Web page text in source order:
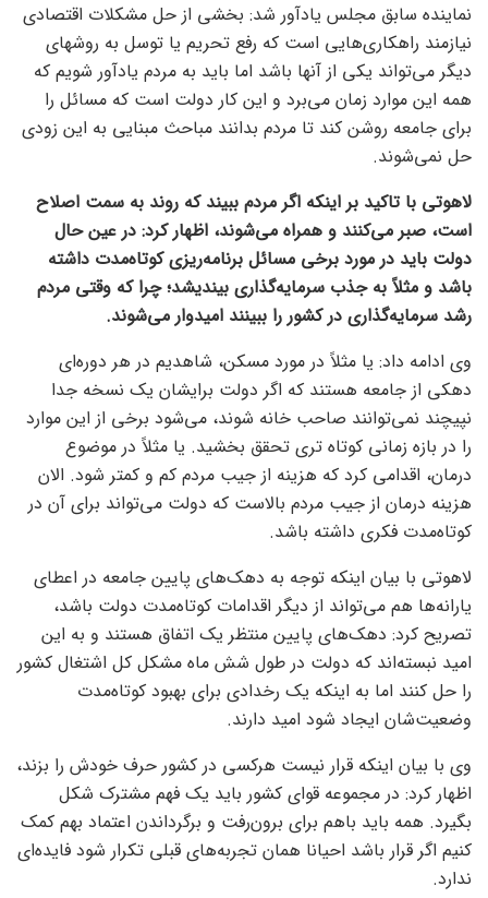
نماینده سابق مجلس یادآور شد: بخشی از حل مشکلات اقتصادی
نیازمند راهکاری‌هایی است که رفع تحریم‌ یا توسل به روشهای
دیگر می‌تواند یکی از آنها باشد اما باید به مردم یادآور شویم که
همه این موارد زمان می‌برد و این کار دولت است که مسائل را
برای جامعه روشن کند تا مردم بدانند مباحث مبنایی به این زودی
حل نمی‌شوند.
لاهوتی با تاکید بر اینکه اگر مردم ببیند که روند به سمت اصلاح
است، صبر می‌کنند و همراه می‌شوند، اظهار کرد: در عین حال
دولت باید در مورد برخی مسائل برنامه‌ریزی کوتاه‌مدت داشته
باشد و مثلاً به جذب سرمایه‌گذاری بیندیشد؛ چرا که وقتی مردم
رشد سرمایه‌گذاری در کشور را ببینند امیدوار می‌شوند.
وی ادامه داد: یا مثلاً در مورد مسکن، شاهدیم در هر دوره‌ای
دهکی از جامعه هستند که اگر دولت‌ برایشان یک نسخه جدا
نپیچند نمی‌توانند صاحب خانه شوند، می‌شود برخی از این موارد
را در بازه زمانی کوتاه تری تحقق بخشید. یا مثلاً در موضوع
درمان، اقدامی کرد که هزینه از جیب مردم کم و کمتر شود. الان
هزینه درمان از جیب مردم بالاست که دولت می‌تواند برای آن‌ در
کوتاه‌مدت فکری داشته باشد.
لاهوتی با بیان اینکه توجه به دهک‌های پایین جامعه در اعطای
یارانه‌ها هم می‌تواند از دیگر اقدامات کوتاه‌مدت دولت باشد،
تصریح کرد: دهک‌های پایین منتظر یک اتفاق هستند و به این
امید نبسته‌اند که دولت در طول شش ماه مشکل کل اشتغال کشور
را حل کنند اما به اینکه یک رخدادی برای بهبود کوتاه‌مدت
وضعیت‌شان ایجاد شود امید دارند.
وی با بیان اینکه قرار نیست هرکسی در کشور حرف خودش را بزند،
اظهار کرد: در مجموعه قوای کشور باید یک فهم مشترک شکل
بگیرد. همه باید باهم برای برون‌رفت و برگرداندن اعتماد بهم کمک
کنیم اگر قرار باشد احیانا همان تجربه‌های قبلی تکرار شود فایده‌ای
ندارد.